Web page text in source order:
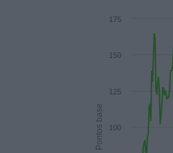
Pontos base 100
125
150
175